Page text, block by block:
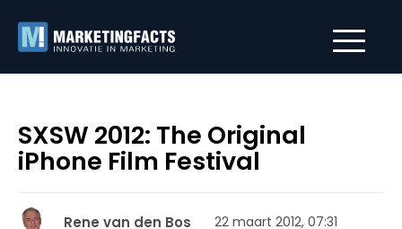
SXSW 2012: The Original
iPhone Film Festival
Rene van den Bos 22 maart 2012, 07:31